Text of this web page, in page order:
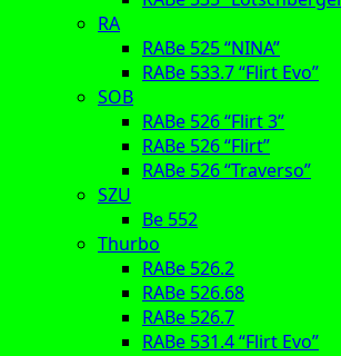
RA
RABe 525 “NINA”
RABe 533.7 “Flirt Evo”
SOB
RABe 526 “Flirt 3”
RABe 526 “Flirt”
RABe 526 “Traverso”
SZU
Be 552
Thurbo
RABe 526.2
RABe 526.68
RABe 526.7
RABe 531.4 “Flirt Evo”